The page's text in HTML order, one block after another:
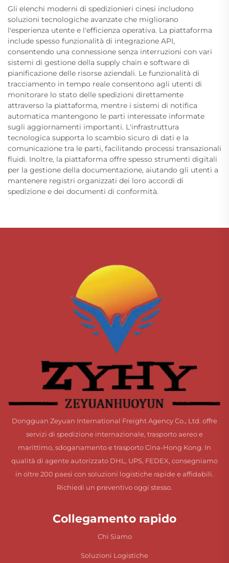
Gli elenchi moderni di spedizionieri cinesi includono
soluzioni tecnologiche avanzate che migliorano
l'esperienza utente e l'efficienza operativa. La piattaforma
include spesso funzionalità di integrazione API,
consentendo una connessione senza interruzioni con vari
sistemi di gestione della supply chain e software di
pianificazione delle risorse aziendali. Le funzionalità di
tracciamento in tempo reale consentono agli utenti di
monitorare lo stato delle spedizioni direttamente
attraverso la piattaforma, mentre i sistemi di notifica
automatica mantengono le parti interessate informate
sugli aggiornamenti importanti. L'infrastruttura
tecnologica supporta lo scambio sicuro di dati e la
comunicazione tra le parti, facilitando processi transazionali
fluidi. Inoltre, la piattaforma offre spesso strumenti digitali
per la gestione della documentazione, aiutando gli utenti a
mantenere registri organizzati dei loro accordi di
spedizione e dei documenti di conformità.
Dongguan Zeyuan International Freight Agency Co., Ltd. offre
servizi di spedizione internazionale, trasporto aereo e
marittimo, sdoganamento e trasporto Cina-Hong Kong. In
qualità di agente autorizzato DHL, UPS, FEDEX, consegniamo
in oltre 200 paesi con soluzioni logistiche rapide e affidabili.
Richiedi un preventivo oggi stesso.
Collegamento rapido
Chi Siamo
Soluzioni Logistiche